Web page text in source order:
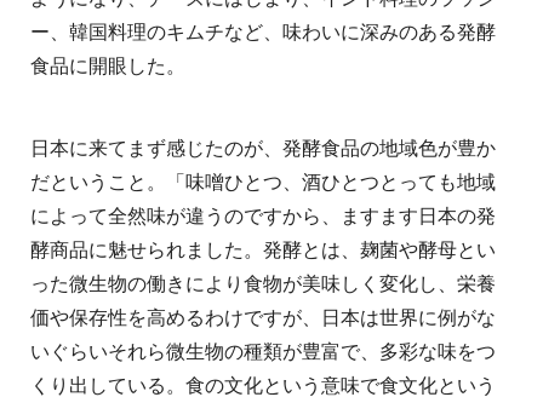
ー、韓国料理のキムチなど、味わいに深みのある発酵
食品に開眼した。
日本に来てまず感じたのが、発酵食品の地域色が豊か
だということ。「味噌ひとつ、酒ひとつとっても地域
によって全然味が違うのですから、ますます日本の発
酵商品に魅せられました。発酵とは、麹菌や酵母とい
った微生物の働きにより食物が美味しく変化し、栄養
価や保存性を高めるわけですが、日本は世界に例がな
いぐらいそれら微生物の種類が豊富で、多彩な味をつ
くり出している。食の文化という意味で食文化という